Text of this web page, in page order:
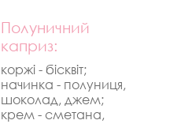
Полуничний
каприз:
коржі - бісквіт;
начинка - полуниця,
шоколад, джем;
крем - сметана,